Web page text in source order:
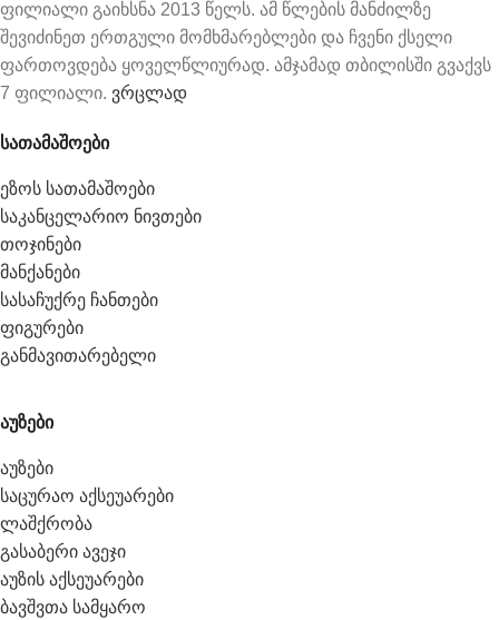
ფილიალი გაიხსნა 2013 წელს. ამ წლების მანძილზე
შევიძინეთ ერთგული მომხმარებლები და ჩვენი ქსელი
ფართოვდება ყოველწლიურად. ამჯამად თბილისში გვაქვს
7 ფილიალი. ვრცლად
სათამაშოები
ეზოს სათამაშოები
საკანცელარიო ნივთები
თოჯინები
მანქანები
სასაჩუქრე ჩანთები
ფიგურები
განმავითარებელი
აუზები
აუზები
საცურაო აქსეუარები
ლაშქრობა
გასაბერი ავეჯი
აუზის აქსეუარები
ბავშვთა სამყარო